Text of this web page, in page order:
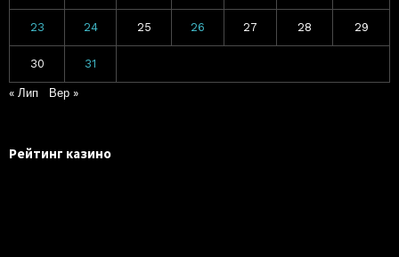
23 24 25 26 27 28 29
30 31
« Лип Вер »
Рейтинг казино